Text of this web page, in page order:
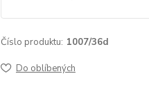
Číslo produktu: 1007/36d
Do oblíbených